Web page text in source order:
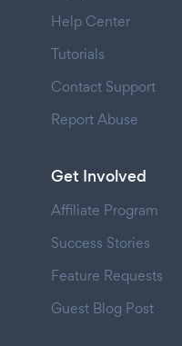
Help Center
Tutorials
Contact Support
Report Abuse
Get Involved
Affiliate Program
Success Stories
Feature Requests
Guest Blog Post